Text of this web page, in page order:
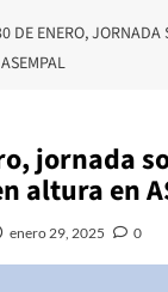
DE ENERO, JORNADA
jornada
altura en
enero 29, 2025 0